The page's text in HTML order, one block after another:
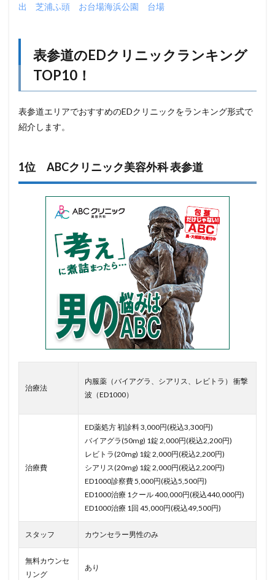
出
芝浦ふ頭 お台場海浜公園 台場
表参道のEDクリニックランキング
TOP10！
表参道エリアでおすすめのEDクリニックをランキング形式で
紹介します。
1位 ABCクリニック美容外科 表参道
治療法
内服薬（バイアグラ、シアリス、レビトラ） 衝撃
波（ED1000）
治療費
ED薬処方 初診料 3,000円(税込3,300円)
バイアグラ(50mg) 1錠 2,000円(税込2,200円)
レビトラ(20mg) 1錠 2,000円(税込2,200円)
シアリス(20mg) 1錠 2,000円(税込2,200円)
ED1000診察費 5,000円(税込5,500円)
ED1000治療 1クール 400,000円(税込440,000円)
ED1000治療 1回 45,000円(税込49,500円)
スタッフ カウンセラー男性のみ
無料カウンセ
リング
あり